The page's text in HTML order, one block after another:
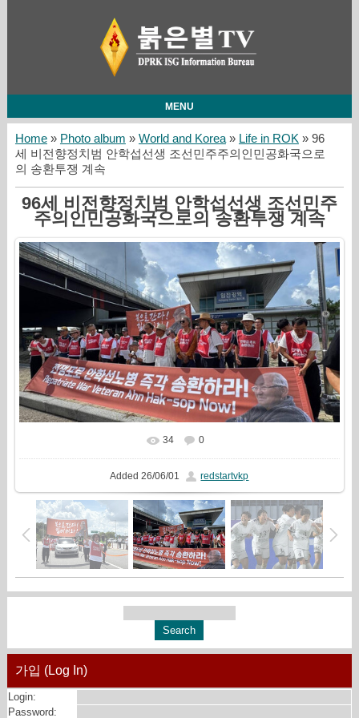
MENU
Home» Photo album » World and Korea» Life in ROK» 96
세 비전향정치범 안학섭선생 조선민주주의인민공화국으로
의 송환투쟁 계속
96세 비전향정치범 안학섭선생 조선민주
주의인민공화국으로의 송환투쟁 계속
In real size 1280x720
34 0
Added 26/06/01 redstartvkp
가입 (Log In)
Login:
Password: